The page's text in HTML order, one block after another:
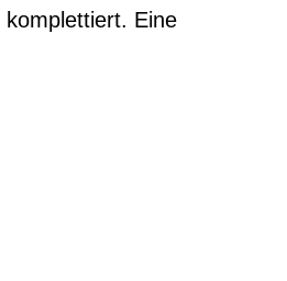
komplettiert. Eine